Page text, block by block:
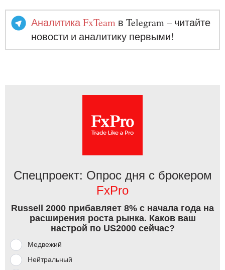
Аналитика FxTeam в Telegram – читайте
новости и аналитику первыми!
Спецпроект: Опрос дня с брокером
FxPro
Russell 2000 прибавляет 8% с начала года на
расширения роста рынка. Каков ваш
настрой по US2000 сейчас?
Медвежий
Нейтральный